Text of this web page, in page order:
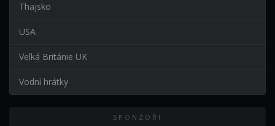
Thajsko
USA
Velká Británie UK
Vodní hrátky
SPONZOŘI